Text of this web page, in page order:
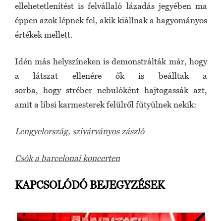
ellehetetlenítést is felvállaló lázadás jegyében ma
éppen azok lépnek fel, akik kiállnak a hagyományos
értékek mellett.
Idén más helyszíneken is demonstrálták már, hogy
a látszat ellenére ők is beálltak a
sorba, hogy stréber nebulóként hajtogassák azt,
amit a libsi karmesterek felülről fütyülnek nekik:
Lengyelország, szivárványos zászló
Csók a barcelonai koncerten
KAPCSOLÓDÓ BEJEGYZÉSEK